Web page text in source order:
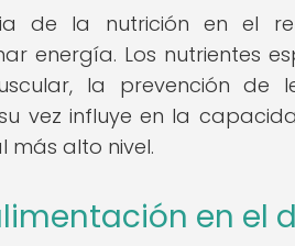
de la nutrición en el
energía. Los nutrientes
la prevención de
vez influye en la
más alto nivel.
en el